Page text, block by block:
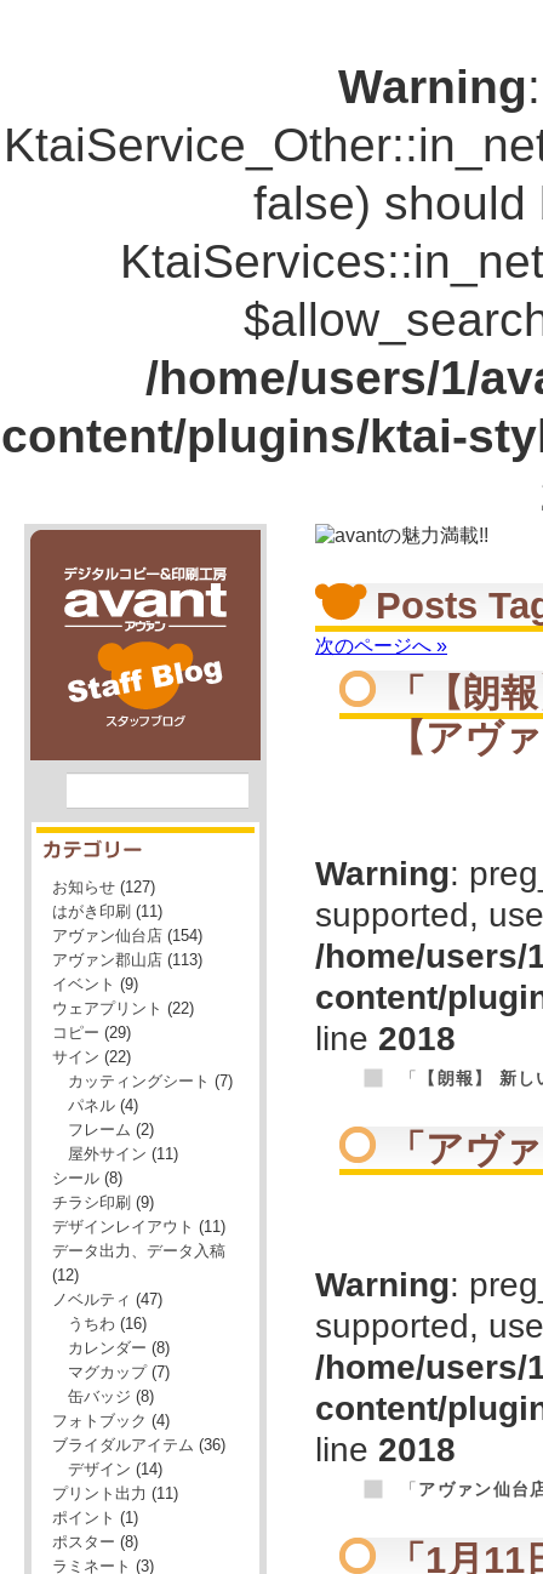
Warning
false) should
/home/users/1/
content/plugins/ktai-
お知らせ (127)
はがき印刷 (11)
アヴァン仙台店 (154)
アヴァン郡山店 (113)
イベント (9)
ウェアプリント (22)
コピー (29)
サイン (22)
カッティングシート (7)
パネル (4)
フレーム (2)
屋外サイン (11)
シール (8)
チラシ印刷 (9)
デザインレイアウト (11)
データ出力、データ入稿
(12)
ノベルティ (47)
うちわ (16)
カレンダー (8)
マグカップ(7)
缶バッジ (8)
フォトブック (4)
ブライダルアイテム (36)
デザイン (14)
プリント出力 (11)
ポイント (1)
ポスター (8)
ラミネート (3)
Posts
次のページへ »
「
【朗
【アヴ
Warning:
supported,
/home/users/
content/
line 2018
「 【朗報】 新
「 アヴ
Warning:
supported,
/home/users/
content/
line 2018
「 アヴァン仙台
「 1月